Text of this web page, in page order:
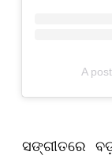
A
ସଙ୍ଗୀତରେ